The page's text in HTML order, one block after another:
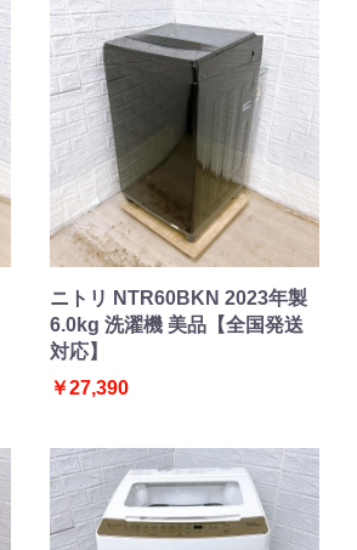
ニトリ NTR60BKN 2023年製
6.0kg 洗濯機 美品【全国発送
対応】
￥27,390